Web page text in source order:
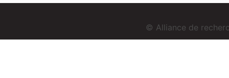
© Alliance de